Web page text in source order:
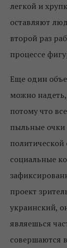
легкой и
оставляют
второй раз
процессе
Еще один
можно
потому что
пыльные очки
политической
социальные
проект
украинский,
являешься
совершаются